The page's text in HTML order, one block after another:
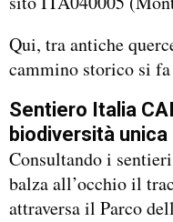
Qui, tra antiche
cammino storico si
Sentiero Italia
biodiversità unica
Consultando i
balza all’occhio il
attraversa il Parco